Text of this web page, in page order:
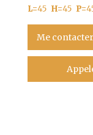
L=45 H=45 P=
Me